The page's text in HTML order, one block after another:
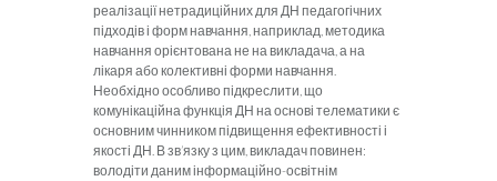
реалізації нетрадиційних для ДН педагогічних
підходів і форм навчання, наприклад, методика
навчання орієнтована не на викладача, а на
лікаря або колективні форми навчання.
Необхідно особливо підкреслити, що
комунікаційна функція ДН на основі телематики є
основним чинником підвищення ефективності і
якості ДН. В зв’язку з цим, викладач повинен:
володіти даним інформаційно-освітнім